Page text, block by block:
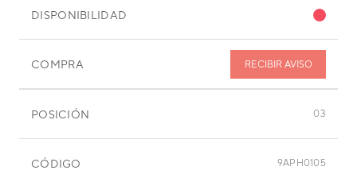
DISPONIBILIDAD
COMPRA RECIBIR AVISO
POSICIÓN 03
CÓDIGO 9APH0105